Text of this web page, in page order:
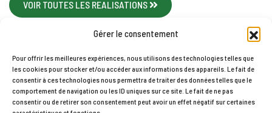
Gérer le consentement
Pour offrir les meilleures expériences, nous utilisons des technologies telles que
les cookies pour stocker et/ou accéder aux informations des appareils. Le fait de
consentir à ces technologies nous permettra de traiter des données telles que le
comportement de navigation ou les ID uniques sur ce site. Le fait de ne pas
consentir ou de retirer son consentement peut avoir un effet négatif sur certaines
VOIR TOUTES LES REALISATIONS
Accueil Contact Mentions légales
Plan du site
Politique de cookies (UE)
TY PAU © 2026